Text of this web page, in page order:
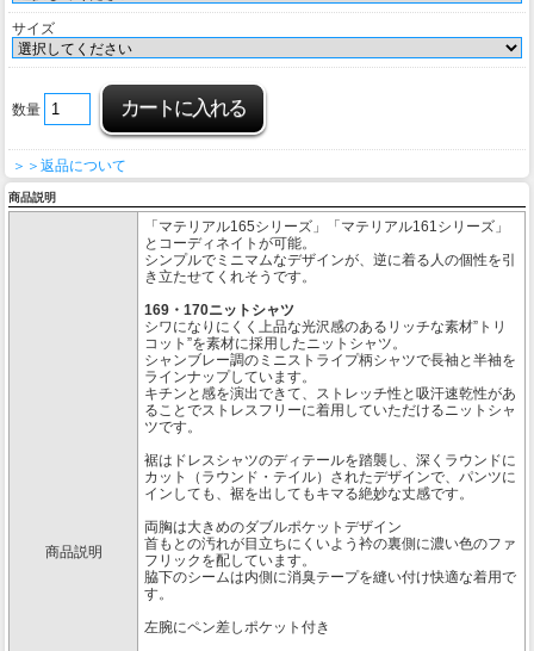
サイズ
数量
＞＞返品について
商品説明
商品説明
「マテリアル165シリーズ」「マテリアル161シリーズ」
とコーディネイトが可能。
シンプルでミニマムなデザインが、逆に着る人の個性を引
き立たせてくれそうです。
169・170ニットシャツ
シワになりにくく上品な光沢感のあるリッチな素材”トリ
コット”を素材に採用したニットシャツ。
シャンブレー調のミニストライプ柄シャツで長袖と半袖を
ラインナップしています。
キチンと感を演出できて、ストレッチ性と吸汗速乾性があ
ることでストレスフリーに着用していただけるニットシャ
ツです。
裾はドレスシャツのディテールを踏襲し、深くラウンドに
カット（ラウンド・テイル）されたデザインで、パンツに
インしても、裾を出してもキマる絶妙な丈感です。
両胸は大きめのダブルポケットデザイン
首もとの汚れが目立ちにくいよう衿の裏側に濃い色のファ
フリックを配しています。
脇下のシームは内側に消臭テープを縫い付け快適な着用で
す。
左腕にペン差しポケット付き